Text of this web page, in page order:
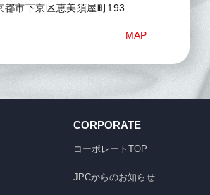
市下京区恵美須屋町193
MAP
CORPORATE
コーポレートTOP
JPCからのお知らせ